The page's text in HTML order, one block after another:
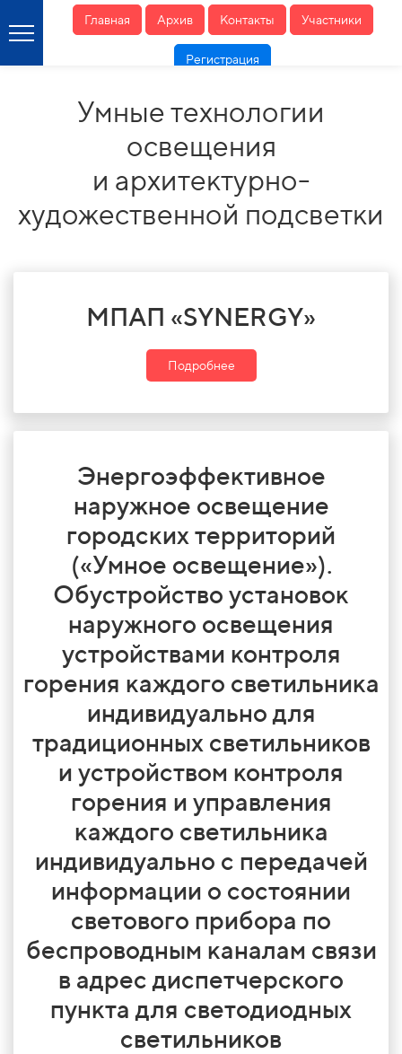
Главная Архив Контакты Участники
Регистрация
Умные технологии
освещения
и архитектурно-
художественной подсветки
МПАП «SYNERGY»
Подробнее
Энергоэффективное
наружное освещение
городских территорий
(«Умное освещение»).
Обустройство установок
наружного освещения
устройствами контроля
горения каждого светильника
индивидуально для
традиционных светильников
и устройством контроля
горения и управления
каждого светильника
индивидуально с передачей
информации о состоянии
светового прибора по
беспроводным каналам связи
в адрес диспетчерского
пункта для светодиодных
светильников